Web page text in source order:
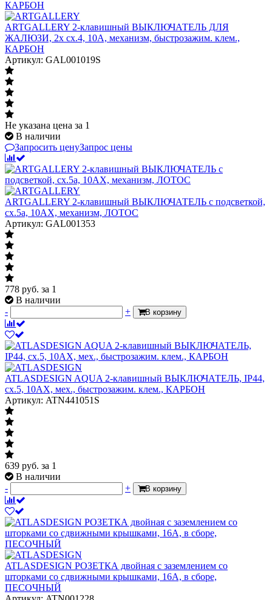
ARTGALLERY 2-клавишный ВЫКЛЮЧАТЕЛЬ ДЛЯ
ЖАЛЮЗИ, 2х сх.4, 10А, механизм, быстрозажим. клем.,
КАРБОН
Артикул: GAL001019S
Не указана цена за 1
В наличии
Запросить ценуЗапрос цены
ARTGALLERY 2-клавишный ВЫКЛЮЧАТЕЛЬ с подсветкой,
сх.5а, 10АХ, механизм, ЛОТОС
Артикул: GAL001353
778 руб. за 1
В наличии
-
+ В корзину
ATLASDESIGN AQUA 2-клавишный ВЫКЛЮЧАТЕЛЬ, IP44,
сх.5, 10АХ, мех., быстрозажим. клем., КАРБОН
Артикул: ATN441051S
639 руб. за 1
В наличии
-
+ В корзину
ATLASDESIGN РОЗЕТКА двойная с заземлением со
шторками со сдвижными крышками, 16А, в сборе,
ПЕСОЧНЫЙ